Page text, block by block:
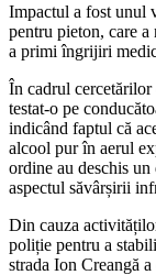
Impactul a fost unul
pentru pieton, care a
a primi îngrijiri
În cadrul
testat-o pe
indicând faptul că
alcool pur în aerul
ordine au deschis
aspectul săvârșirii
Din cauza
poliție pentru a
strada Ion Creangă